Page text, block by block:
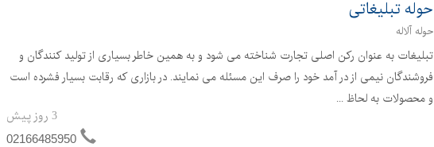
حوله تبلیغاتی
حوله آلاله
تبلیغات به عنوان رکن اصلی تجارت شناخته می شود و به همین خاطر بسیاری از تولید کنندگان و
فروشندگان نیمی از در آمد خود را صرف این مسئله می نمایند. در بازاری که رقابت بسیار فشرده است
و محصولات به لحاظ ...
3 روز پیش
02166485950